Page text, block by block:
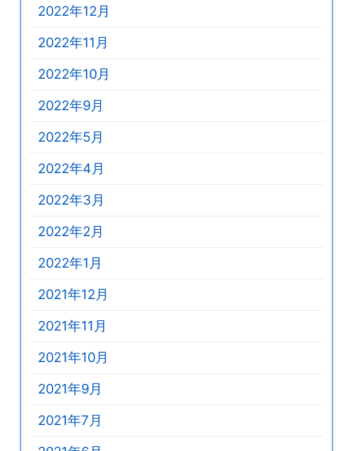
2022年12月
2022年11月
2022年10月
2022年9月
2022年5月
2022年4月
2022年3月
2022年2月
2022年1月
2021年12月
2021年11月
2021年10月
2021年9月
2021年7月